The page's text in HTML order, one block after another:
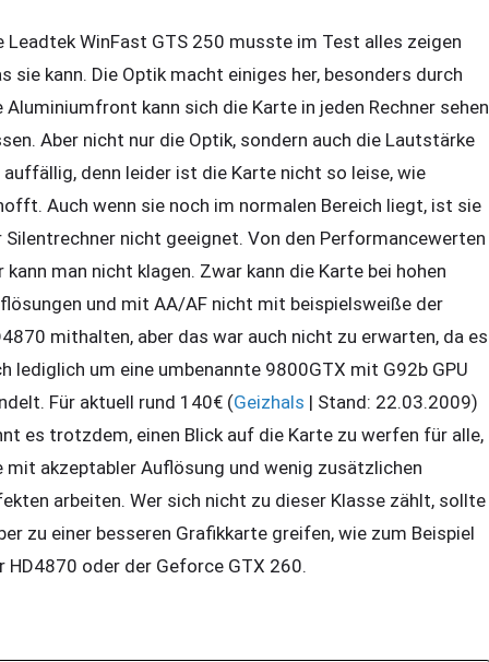
Leadtek WinFast GTS 250 musste im Test alles zeigen
sie kann. Die Optik macht einiges her, besonders durch
Aluminiumfront kann sich die Karte in jeden Rechner sehen
Aber nicht nur die Optik, sondern auch die Lautstärke
denn leider ist die Karte nicht so leise, wie
Auch wenn sie noch im normalen Bereich liegt, ist sie
Silentrechner nicht geeignet. Von den Performancewerten
kann man nicht klagen. Zwar kann die Karte bei hohen
und mit AA/AF nicht mit beispielsweiße der
mithalten, aber das war auch nicht zu erwarten, da es
lediglich um eine umbenannte 9800GTX mit G92b GPU
Für aktuell rund 140€ (Geizhals | Stand: 22.03.2009)
es trotzdem, einen Blick auf die Karte zu werfen für alle,
mit akzeptabler Auflösung und wenig zusätzlichen
arbeiten. Wer sich nicht zu dieser Klasse zählt, sollte
zu einer besseren Grafikkarte greifen, wie zum Beispiel
HD4870 oder der Geforce GTX 260.